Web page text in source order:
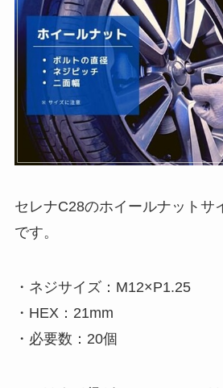
セレナC28のホイールナットサ
です。
・ネジサイズ：M12×P1.25
・HEX：21mm
・必要数：20個